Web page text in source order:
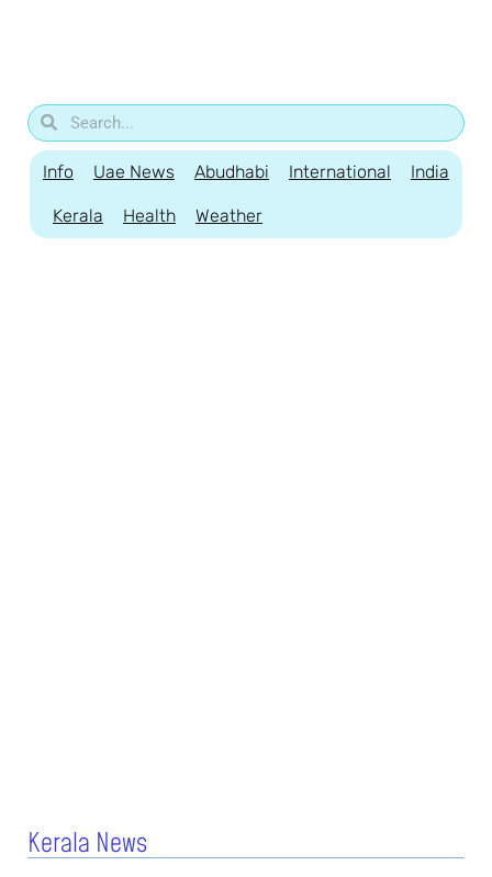
Info Uae News Abudhabi International India
Kerala Health Weather
Kerala News